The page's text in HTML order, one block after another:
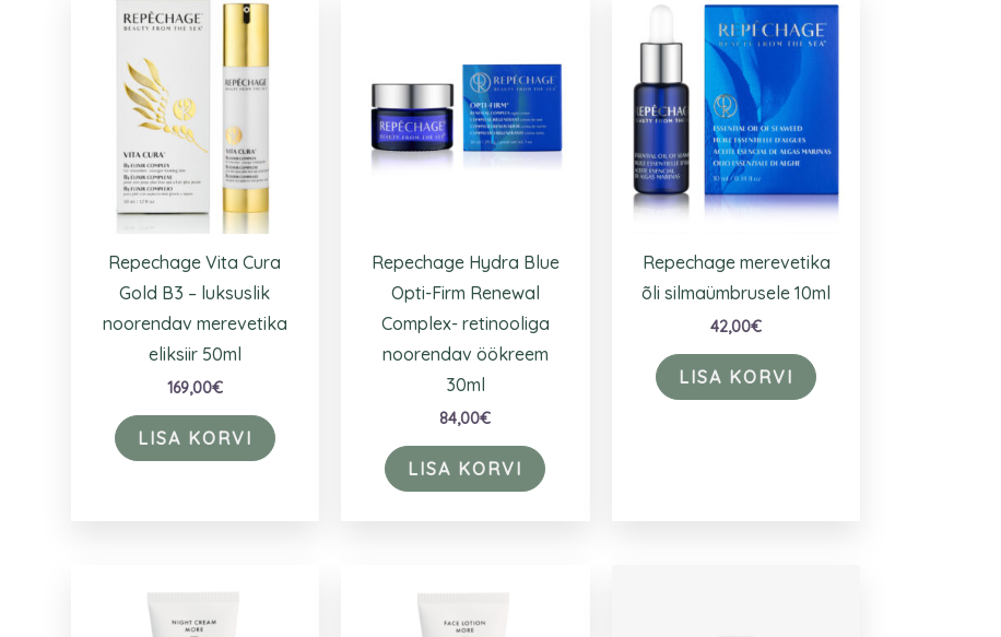
Repechage Vita Cura
Gold B3 – luksuslik
noorendav merevetika
eliksiir 50ml
169,00€
LISA KORVI
Repechage Hydra Blue
Opti-Firm Renewal
Complex- retinooliga
noorendav öökreem
30ml
84,00€
LISA KORVI
Repechage merevetika
õli silmaümbrusele 10ml
42,00€
LISA KORVI